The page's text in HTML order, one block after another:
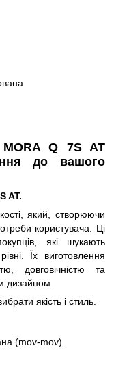
MORA Q 7S AT
до вашого
AT.
який, створюючи
користувача. Ці
які шукають
Їх виготовлення
довговічністю та
дизайном.
якість і стиль.
(mov-mov).